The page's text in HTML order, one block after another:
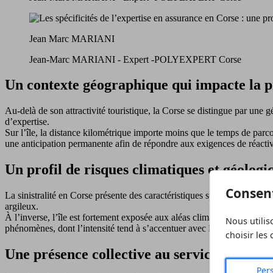
Jean Marc MARIANI
Jean-Marc MARIANI - Expert -POLYEXPERT Corse
Un contexte géographique qui impacte la
Au-delà de son attractivité touristique, la Corse se distingue par une
d’expertise.
Sur l’île, la distance kilométrique importe moins que le temps de
une anticipation permanente afin de répondre aux exigences de
Un profil de risques climatiques et
La sinistralité en Corse présente des caractéristiques spécifiques.
argileux.
À l’inverse, l’île est fortement exposée aux aléas climatiques :
phénomènes, dont l’intensité tend à s’accentuer avec le
Une présence collective au service de
Nous
choisir les